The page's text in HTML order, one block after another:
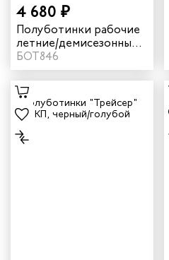
4 680 ₽
Полуботинки рабочие
летние/демисезонные
"Трейсер" AX23 с КП
цвет черный/неоновый
БОТ846